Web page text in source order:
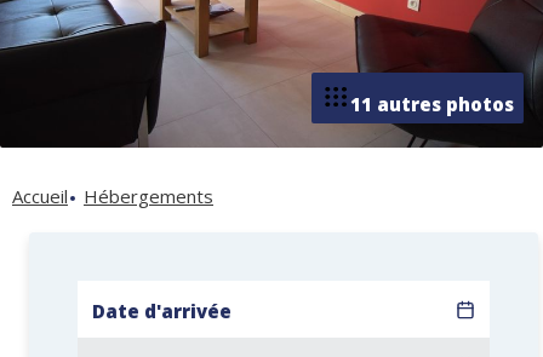
11 autres photos
Accueil Hébergements